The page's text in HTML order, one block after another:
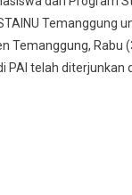
Temanggung
Temanggung,
telah diterjunkan